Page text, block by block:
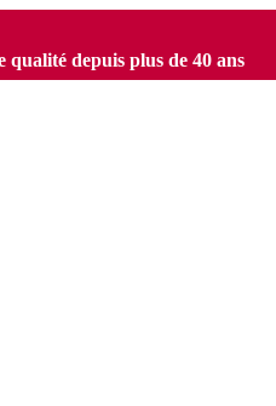
qualité depuis plus de 40 ans